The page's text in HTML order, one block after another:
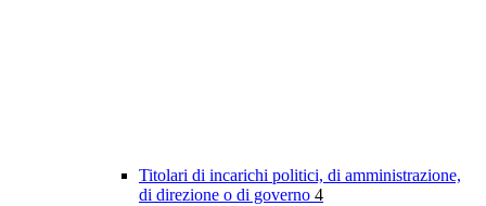
Titolari di incarichi politici, di amministrazione,
di direzione o di governo 4